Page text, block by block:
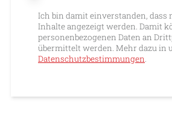
Ich bin damit einverstanden, dass
Inhalte angezeigt werden. Damit
personenbezogenen Daten an
übermittelt werden. Mehr dazu in
Datenschutzbestimmungen.